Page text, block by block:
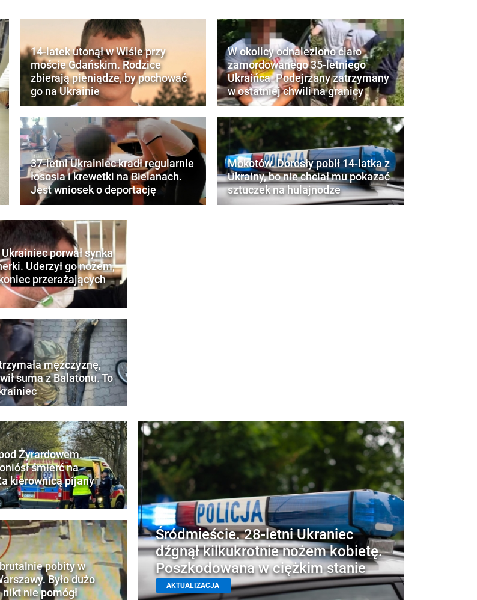
14-latek utonął w Wiśle przy
moście Gdańskim. Rodzice
zbierają pieniądze, by pochować
go na Ukrainie
37-letni Ukrainiec kradł regularnie
łososia i krewetki na Bielanach.
Jest wniosek o deportację
W okolicy odnaleziono ciało
zamordowanego 35-letniego
Ukraińca. Podejrzany zatrzymany
w ostatniej chwili na granicy
Mokotów. Dorosły pobił 14-latka z
Ukrainy, bo nie chciał mu pokazać
sztuczek na hulajnodze
Ukrainiec porwał synka
Uderzył go nożem,
przerażających
mężczyznę,
suma z Balatonu. To
Żyrardowem.
śmierć na
kierownicą pijany
pobity w
Było dużo
nie pomógł
Śródmieście. 28-letni Ukraniec
dźgnął kilkukrotnie nożem kobietę.
Poszkodowana w ciężkim stanie
AKTUALIZACJA